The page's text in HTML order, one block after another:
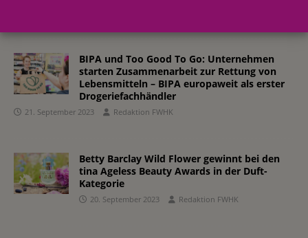
BIPA und Too Good To Go: Unternehmen
starten Zusammenarbeit zur Rettung von
Lebensmitteln – BIPA europaweit als erster
Drogeriefachhändler
21. September 2023 Redaktion FWHK
Betty Barclay Wild Flower gewinnt bei den
tina Ageless Beauty Awards in der Duft-
Kategorie
20. September 2023 Redaktion FWHK